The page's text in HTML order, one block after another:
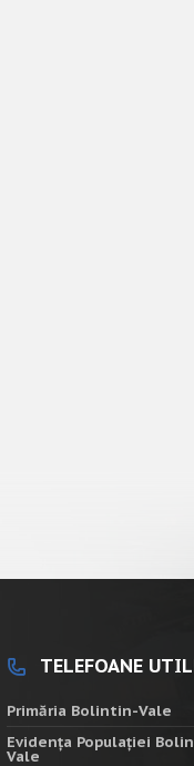
TELEFOANE
Primăria Bolintin-Vale
Evidența Populației
Vale